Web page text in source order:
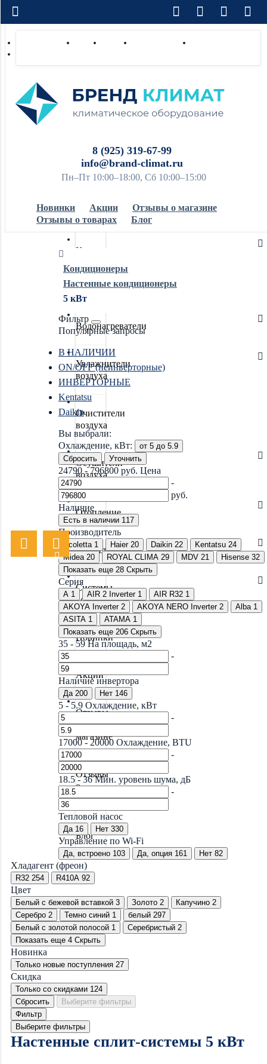
Доставка по РФ Оплата Монтаж Сотрудничество
8 (925) 319-67-99
info@brand-climat.ru
Пн–Пт 10:00–18:00, Сб 10:00–15:00
Новинки Акции
Отзывы о магазине
Отзывы о товарах
Блог
Кондиционеры
Обогреватели
Водонагреватели
Увлажнители
воздуха
Очистители
воздуха
Осушители
воздуха
Отопление
Вентиляция
Системы
водоочистки
Новинки
Акции
Отзывы
о
магазине
Отзывы
о
товарах
Блог
Кондиционеры
Настенные кондиционеры
5 кВт
Фильтр
Популярные запросы
В НАЛИЧИИ
ON/OFF (неинверторные)
ИНВЕРТОРНЫЕ
Kentatsu
Daikin
Вы выбрали:
Охлаждение, кВт:
от 5 до 5.9
Сбросить
Уточнить
24790 -796800 руб. Цена
-
руб.
Наличие
Есть в наличии 117
Производитель
Ecoletta 1 Haier 20 Daikin 22 Kentatsu 24
Midea 20 ROYAL CLIMA 29 MDV 21 Hisense 32
Показать еще 28 Скрыть
Серия
A 1 AIR 2 Inverter 1 AIR R32 1
AKOYA Inverter 2 AKOYA NERO Inverter 2 Alba 1
ASITA 1 ATAMA 1
Показать еще 206 Скрыть
35 - 59 На площадь, м2
-
Наличие инвертора
Да 200 Нет 146
5 -5.9 Охлаждение, кВт
-
17000-20000 Охлаждение, BTU
-
18.5-36 Мин. уровень шума, дБ
-
Тепловой насос
Да 16 Нет 330
Управление по Wi-Fi
Да, встроено 103 Да, опция 161 Нет 82
Хладагент (фреон)
R32 254 R410A 92
Цвет
Белый с бежевой вставкой 3 Золото 2 Капучино 2
Серебро 2 Темно синий 1 белый 297
Белый с золотой полосой 1 Серебристый 2
Показать еще 4 Скрыть
Новинка
Только новые поступления 27
Скидка
Только со cкидками 124
Сбросить
Выберите фильтры
Фильтр
Выберите фильтры
Настенные сплит-системы 5 кВт